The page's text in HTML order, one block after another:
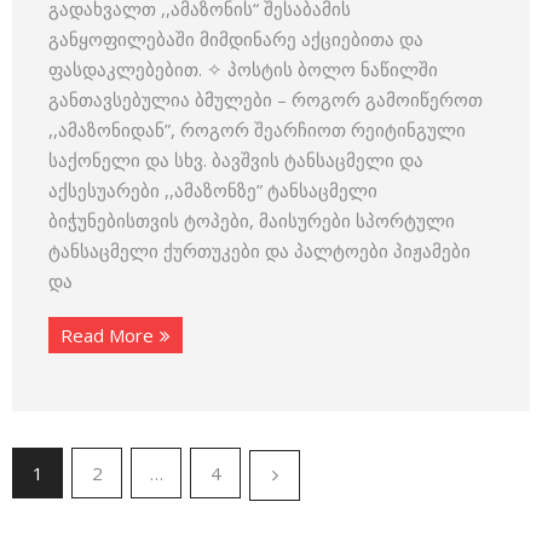
გადახვალთ ,,ამაზონის“ შესაბამის
განყოფილებაში მიმდინარე აქციებითა და
ფასდაკლებებით. ✧ პოსტის ბოლო ნაწილში
განთავსებულია ბმულები – როგორ გამოიწეროთ
,,ამაზონიდან”, როგორ შეარჩიოთ რეიტინგული
საქონელი და სხვ. ბავშვის ტანსაცმელი და
აქსესუარები ,,ამაზონზე” ტანსაცმელი
ბიჭუნებისთვის ტოპები, მაისურები სპორტული
ტანსაცმელი ქურთუკები და პალტოები პიჟამები
და
Read More
1 2 … 4